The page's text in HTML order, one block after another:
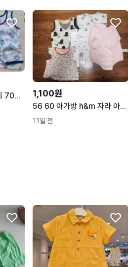
국산 아동 나시상하내의 70호 7-8세 (2벌) 1,100원
56 60 아가방 h&m 자라 아기내복 실내복
11일 전